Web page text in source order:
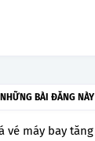
BÀI ĐĂNG NÀY
vé máy bay tăng